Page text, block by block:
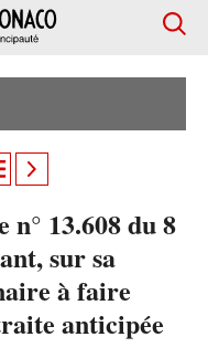
n° 13.608 du 8
sur sa
à faire
anticipée